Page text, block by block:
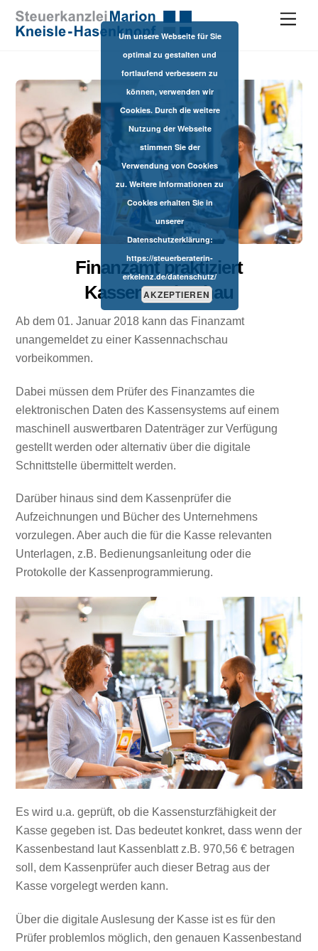
M
e
Finanzamt praktiziert
Kassennachschau
Ab dem 01. Januar 2018 kann das Finanzamt
unangemeldet zu einer Kassennachschau
vorbeikommen.
Dabei müssen dem Prüfer des Finanzamtes die
elektronischen Daten des Kassensystems auf einem
maschinell auswertbaren Datenträger zur Verfügung
gestellt werden oder alternativ über die digitale
Schnittstelle übermittelt werden.
Darüber hinaus sind dem Kassenprüfer die
Aufzeichnungen und Bücher des Unternehmens
vorzulegen. Aber auch die für die Kasse relevanten
Unterlagen, z.B. Bedienungsanleitung oder die
Protokolle der Kassenprogrammierung.
Es wird u.a. geprüft, ob die Kassensturzfähigkeit der
Kasse gegeben ist. Das bedeutet konkret, dass wenn der
Kassenbestand laut Kassenblatt z.B. 970,56 € betragen
soll, dem Kassenprüfer auch dieser Betrag aus der
Kasse vorgelegt werden kann.
Über die digitale Auslesung der Kasse ist es für den
Prüfer problemlos möglich, den genauen Kassenbestand
Um unsere Webseite für Sie
optimal zu gestalten und
fortlaufend verbessern zu
können, verwenden wir
Cookies. Durch die weitere
Nutzung der Webseite
stimmen Sie der
Verwendung von Cookies
zu. Weitere Informationen zu
Cookies erhalten Sie in
unserer
Datenschutzerklärung:
https://steuerberaterin-
erkelenz.de/datenschutz/
AKZEPTIEREN